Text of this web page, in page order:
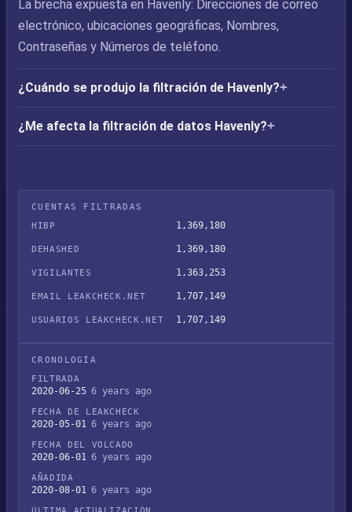
La brecha expuesta en Havenly: Direcciones de correo
electrónico, ubicaciones geográficas, Nombres,
Contraseñas y Números de teléfono.
¿Cuándo se produjo la filtración de Havenly?
¿Me afecta la filtración de datos Havenly?
CUENTAS FILTRADAS
HIBP
1,369,180
DEHASHED 1,369,180
VIGILANTES 1,363,253
EMAIL LEAKCHECK.NET 1,707,149
USUARIOS LEAKCHECK.NET 1,707,149
CRONOLOGÍA
FILTRADA
2020-06-25 6 years ago
FECHA DE LEAKCHECK
2020-05-01 6 years ago
FECHA DEL VOLCADO
2020-06-01 6 years ago
AÑADIDA
2020-08-01 6 years ago